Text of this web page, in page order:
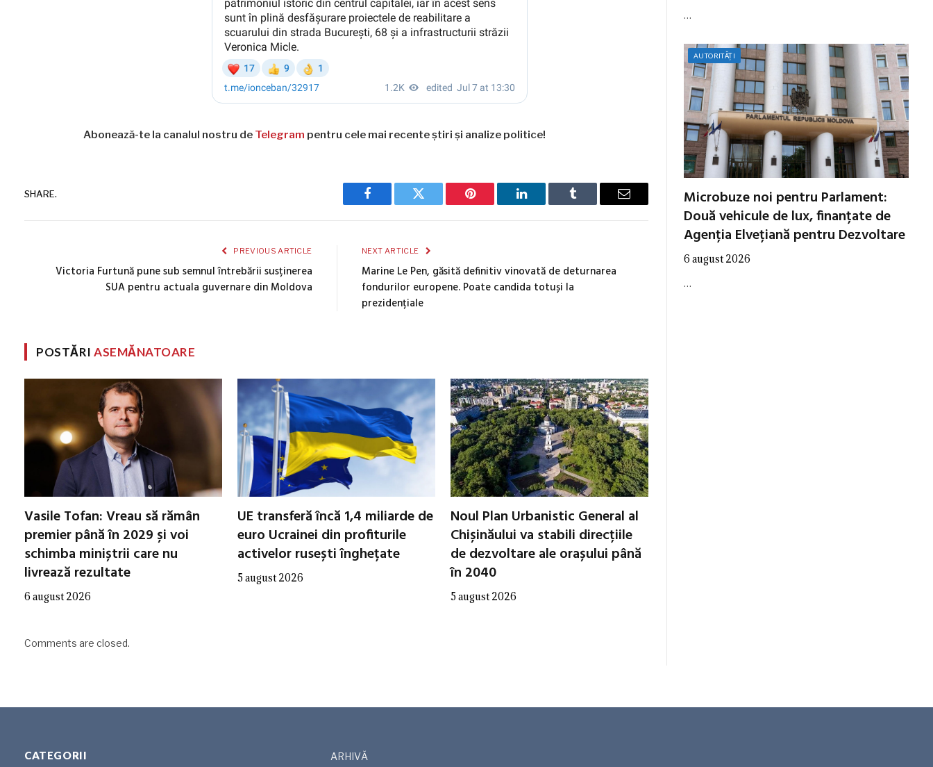
Abonează-te la canalul nostru de Telegram pentru cele mai recente știri și analize politice!
SHARE.
Facebook Twitter Pinterest LinkedIn Tumblr Email
PREVIOUS ARTICLE
Victoria Furtună pune sub semnul întrebării susținerea
SUA pentru actuala guvernare din Moldova
NEXT ARTICLE
Marine Le Pen, găsită definitiv vinovată de deturnarea
fondurilor europene. Poate candida totuși la
prezidențiale
POSTĂRIASEMĂNATOARE
Vasile Tofan: Vreau să rămân
premier până în 2029 și voi
schimba miniștrii care nu
livrează rezultate
6 august 2026
UE transferă încă 1,4 miliarde de
euro Ucrainei din profiturile
activelor rusești înghețate
5 august 2026
Noul Plan Urbanistic General al
Chișinăului va stabili direcțiile
de dezvoltare ale orașului până
în 2040
5 august 2026
Comments are closed.
…
AUTORITĂȚI
Microbuze noi pentru Parlament:
Două vehicule de lux, finanțate de
Agenția Elvețiană pentru Dezvoltare
6 august 2026
…
CATEGORII ARHIVĂ